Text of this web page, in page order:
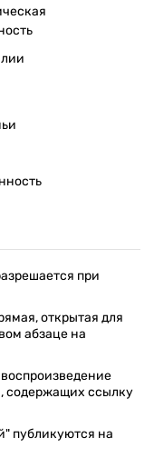
при
открытая для
абзаце на
содержащих ссылку
публикуются на